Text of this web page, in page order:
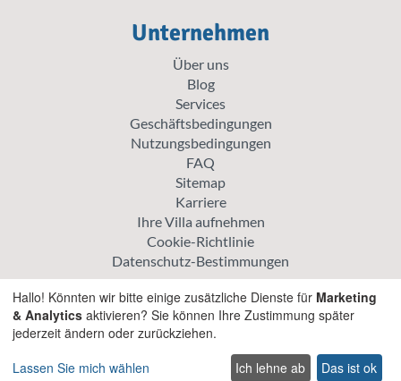
Unternehmen
Über uns
Blog
Services
Geschäftsbedingungen
Nutzungsbedingungen
FAQ
Sitemap
Karriere
Ihre Villa aufnehmen
Cookie-Richtlinie
Datenschutz-Bestimmungen
Erkunden
Aktionspreis Villen
Traditionelle Villen
Haustierfreundliche villen auf Kreta
Hallo! Könnten wir bitte einige zusätzliche Dienste für Marketing
& Analytics aktivieren? Sie können Ihre Zustimmung später
jederzeit ändern oder zurückziehen.
Lassen Sie mich wählen
Ich lehne ab Das ist ok